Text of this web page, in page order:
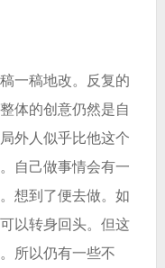
一稿地改。反复的
体的创意仍然是自
外人似乎比他这个
自己做事情会有一
想到了便去做。如
以转身回头。但这
所以仍有一些不